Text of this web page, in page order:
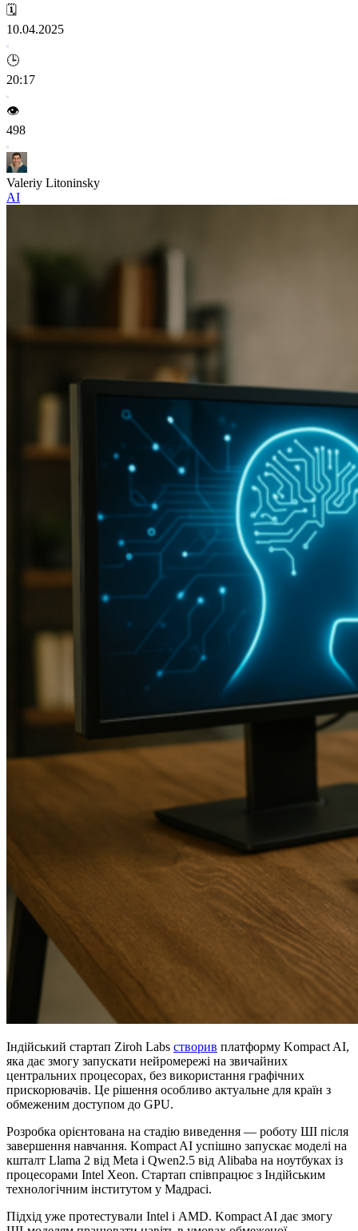
🗓️
10.04.2025
🕒
20:17
👁️
498
Valeriy Litoninsky
AI
Індійський стартап Ziroh Labs створив платформу Kompact AI,
яка дає змогу запускати нейромережі на звичайних
центральних процесорах, без використання графічних
прискорювачів. Це рішення особливо актуальне для країн з
обмеженим доступом до GPU.
Розробка орієнтована на стадію виведення — роботу ШІ після
завершення навчання. Kompact AI успішно запускає моделі на
кшталт Llama 2 від Meta і Qwen2.5 від Alibaba на ноутбуках із
процесорами Intel Xeon. Стартап співпрацює з Індійським
технологічним інститутом у Мадрасі.
Підхід уже протестували Intel і AMD. Kompact AI дає змогу